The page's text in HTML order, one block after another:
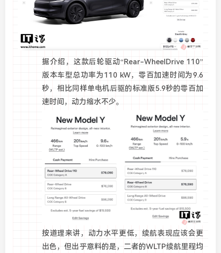
据介绍，这款后轮驱动“Rear-WheelDrive 110”
版本车型总功率为110 kW，零百加速时间为9.6
秒，相比同样单电机后驱的标准版5.9秒的零百加
速时间，动力缩水不少。
按道理来讲，动力水平更低，续航表现应该会更
出色，但出乎意料的是，二者的WLTP续航里程均